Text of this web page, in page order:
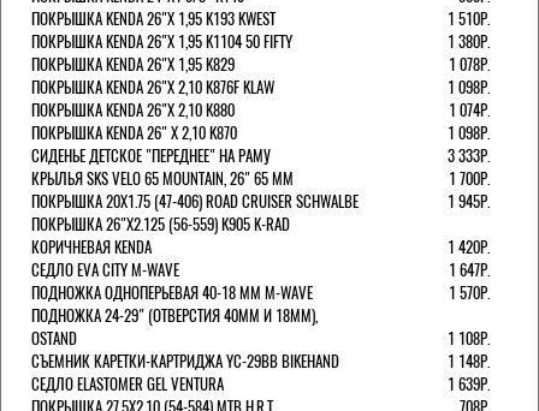
ПОКРЫШКА KENDA 26"Х 1,95 K193 KWEST
1 510Р.
ПОКРЫШКА KENDA 26"Х 1,95 K1104 50 FIFTY
1 380Р.
ПОКРЫШКА KENDA 26"Х 1,95 K829
1 078Р.
ПОКРЫШКА KENDA 26"Х 2,10 K876F KLAW
1 098Р.
ПОКРЫШКА KENDA 26"Х 2,10 K880
1 074Р.
ПОКРЫШКА KENDA 26" Х 2,10 K870
1 098Р.
СИДЕНЬЕ ДЕТСКОЕ "ПЕРЕДНЕЕ" НА РАМУ
3 333Р.
КРЫЛЬЯ SKS VELO 65 MOUNTAIN, 26" 65 ММ
1 700Р.
ПОКРЫШКА 20X1.75 (47-406) ROAD CRUISER SCHWALBE
1 945Р.
ПОКРЫШКА 26"Х2.125 (56-559) K905 K-RAD
КОРИЧНЕВАЯ KENDA
1 420Р.
СЕДЛО EVA CITY M-WAVE
1 647Р.
ПОДНОЖКА ОДНОПЕРЬЕВАЯ 40-18 ММ M-WAVE
1 570Р.
ПОДНОЖКА 24-29" (ОТВЕРСТИЯ 40ММ И 18ММ),
OSTAND
1 108Р.
СЪЕМНИК КАРЕТКИ-КАРТРИДЖА YC-29BB BIKEHAND
1 148Р.
СЕДЛО ELASTOMER GEL VENTURA
1 639Р.
ПОКРЫШКА 27.5X2.10 (54-584) MTB H.R.T.
708Р.